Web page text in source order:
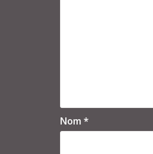
Nom *